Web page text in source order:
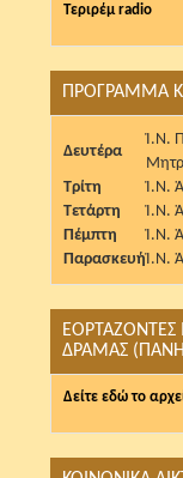
Τεριρέμ radio
ΠΡΟΓΡΑΜΜΑ
Δευτέρα
Ἱ.Ν.
Τρίτη
Ἱ.Ν.
Τετάρτη
Ἱ.Ν.
Πέμπτη
Ἱ.Ν.
ΠαρασκευήἹ.Ν.
ΕΟΡΤΑΖΟΝΤΕΣ
ΔΡΑΜΑΣ
Δείτε εδώ το